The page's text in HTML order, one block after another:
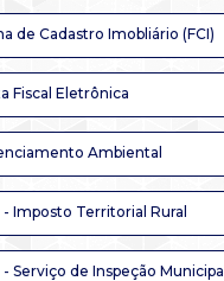
de Cadastro Imobliário (FCI)
Fiscal Eletrônica
Ambiental
- Imposto Territorial Rural
- Serviço de Inspeção Municipal